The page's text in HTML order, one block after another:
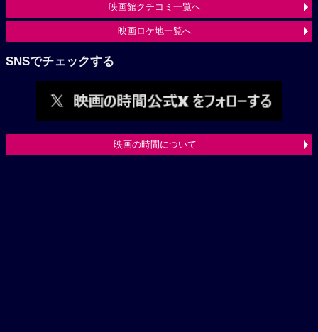
映画館クチコミ一覧へ
映画ロケ地一覧へ
SNSでチェックする
映画の時間について